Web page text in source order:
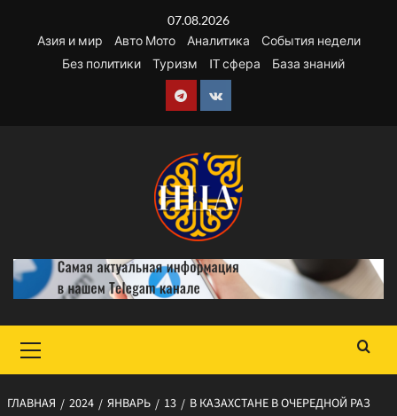
содержимому
07.08.2026
Азия и мир
Авто Мото Аналитика
События недели
Без политики
Туризм IT сфера База знаний
Telegram
VK
меню
ГЛАВНАЯ 2024 ЯНВАРЬ 13
В КАЗАХСТАНЕ В ОЧЕРЕДНОЙ РАЗ